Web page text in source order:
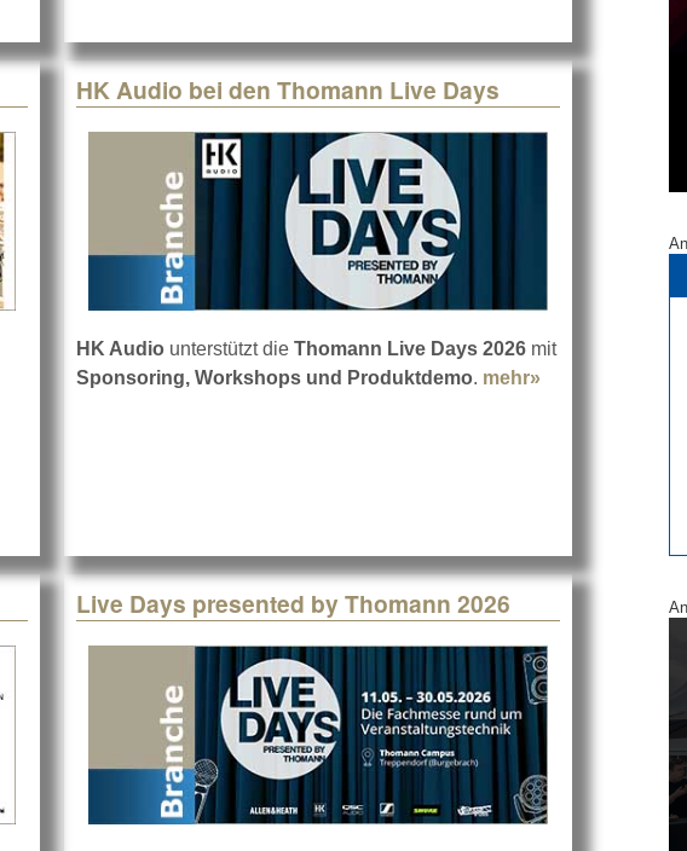
HK Audio bei den Thomann Live Days
HK Audio unterstützt die Thomann Live Days 2026 mit
Sponsoring, Workshops und Produktdemo. mehr» about HK
Live Days presented by Thomann 2026